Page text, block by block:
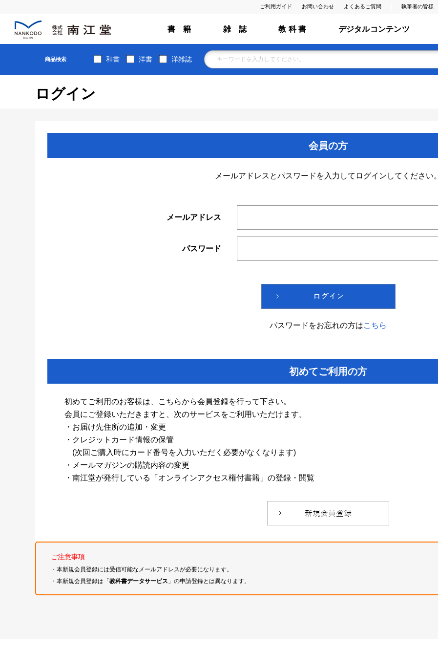
ご利用ガイド お問い合わせ よくあるご質問 執筆者の皆様
書 籍 雑 誌 教 科 書 デジタルコンテンツ
商品検索 和書 洋書 洋雑誌
ログイン
会員の方
メールアドレスとパスワードを入力してログインしてください。
メールアドレス
パスワード
パスワードをお忘れの方はこちら
初めてご利用の方
初めてご利用のお客様は、こちらから会員登録を行って下さい。
会員にご登録いただきますと、次のサービスをご利用いただけます。
・お届け先住所の追加・変更
・クレジットカード情報の保管
(次回ご購入時にカード番号を入力いただく必要がなくなります)
・メールマガジンの購読内容の変更
・南江堂が発行している「オンラインアクセス権付書籍」の登録・閲覧
ご注意事項
・本新規会員登録には受信可能なメールアドレスが必要になります。
・本新規会員登録は「教科書データサービス 」の申請登録とは異なります。